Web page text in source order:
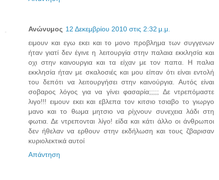
Ανώνυμος 12 Δεκεμβρίου 2010 στις 2:32 μ.μ.
ειμουν και εγω εκει και το μονο προβλημα των συγγενων
ήταν γιατί δεν έγινε η λειτουργία στην παλαια εκκλησία και
οχι στην καινουργια και τα είχαν με τον παπα. Η παλια
εκκλησία ήταν με σκαλοσιές και μου είπαν ότι είναι εντολή
του δεπότι να λειτουργήσει στην καινούργια. Αυτός είναι
σοβαρος λόγος για να γίνει φασαρία;;;;; Δε ντρεπόμαστε
λιγο!!! ειμουν εκει και εβλεπα τον κιτσιο τσιαβο το γιωργο
μανο και το θωμα μητσιο να ρίχνουν συνεχεια λάδι στη
φωτια. Δε ντρεπονται λίγο! είδα και κάτι άλλο οι άνθρωποι
δεν ήθελαν να ερθουν στην εκδήλωση και τους ζβαρισαν
κυριολεκτικά αυτοί
Απάντηση